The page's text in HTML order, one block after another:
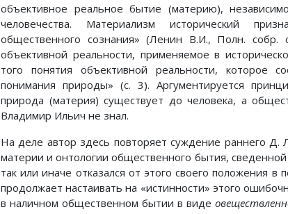
объективное реальное бытие (материю),
человечества. Материализм исторический
общественного сознания» (Ленин В.И., Полн.
объективной реальности, применяемое в
того понятия объективной реальности, которое
понимания природы» (с. 3). Аргументируется
природа (материя) существует до человека, а
Владимир Ильич не знал.
На деле автор здесь повторяет суждение раннего Д.
материи и онтологии общественного бытия,
так или иначе отказался от этого своего положения
продолжает настаивать на «истинности» этого
в наличном общественном бытии в виде